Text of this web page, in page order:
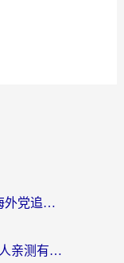
央视影音当前地区版权受限？海外党追剧看片的终极解决方案来了
交管12123国外能用吗？海外华人亲测有效的回国加速器选择指南